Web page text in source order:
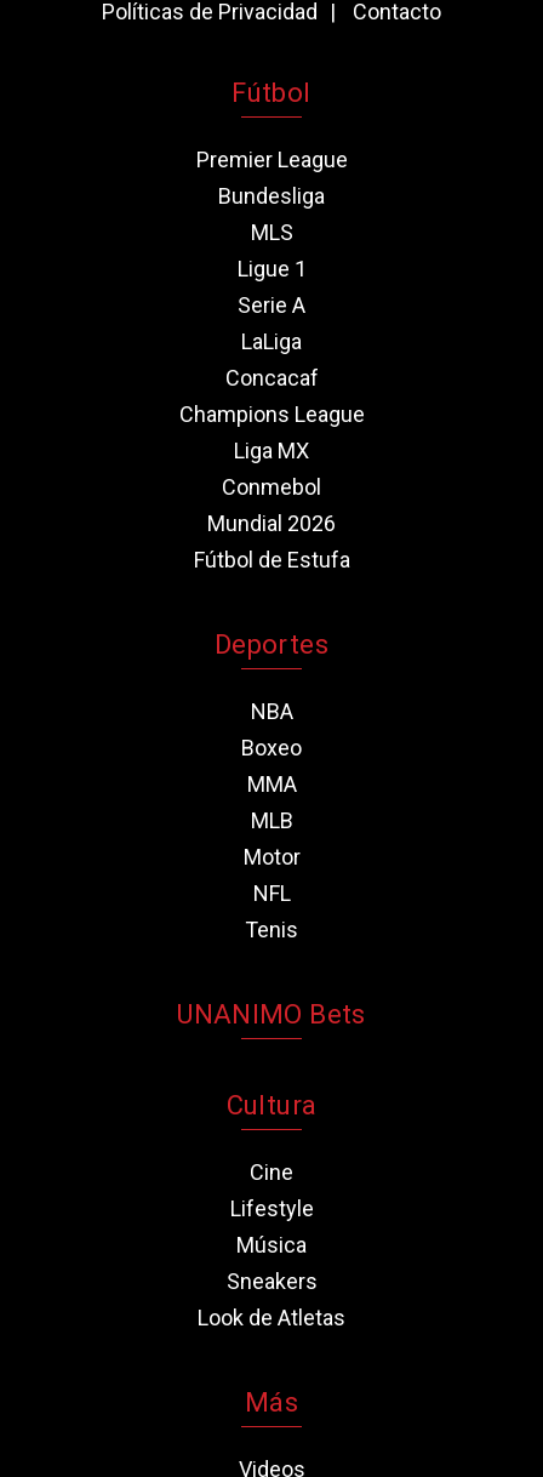
Políticas de Privacidad
Contacto
Fútbol
Premier League
Bundesliga
MLS
Ligue 1
Serie A
LaLiga
Concacaf
Champions League
Liga MX
Conmebol
Mundial 2026
Fútbol de Estufa
Deportes
NBA
Boxeo
MMA
MLB
Motor
NFL
Tenis
UNANIMO Bets
Cultura
Cine
Lifestyle
Música
Sneakers
Look de Atletas
Más
Videos